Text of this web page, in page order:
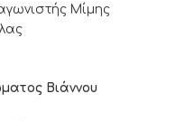
Μίμης
Βιάννου